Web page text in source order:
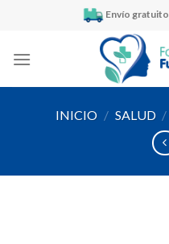
Envío gratuito
INICIO / SALUD /